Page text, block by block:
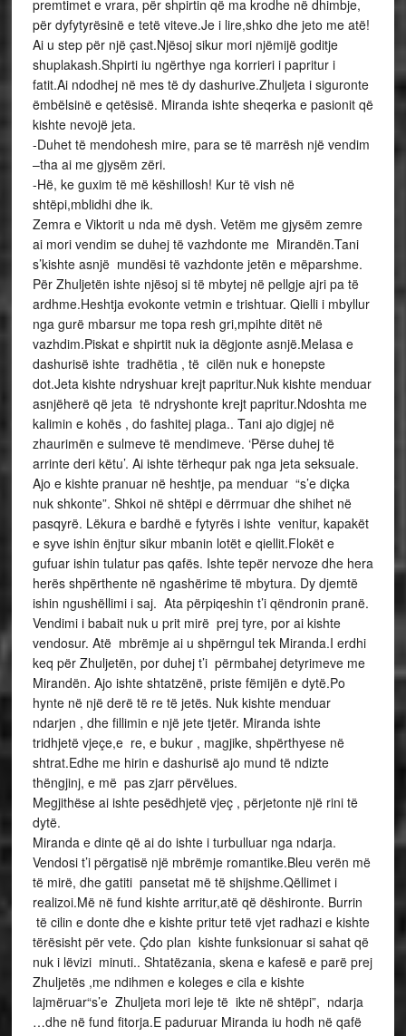
premtimet e vrara, për shpirtin që ma krodhe në dhimbje,
për dyfytyrësinë e tetë viteve.Je i lire,shko dhe jeto me atë!
Ai u step për një çast.Njësoj sikur mori njëmijë goditje
shuplakash.Shpirti iu ngërthye nga korrieri i papritur i
fatit.Ai ndodhej në mes të dy dashurive.Zhuljeta i siguronte
ëmbëlsinë e qetësisë. Miranda ishte sheqerka e pasionit që
kishte nevojë jeta.
-Duhet të mendohesh mire, para se të marrësh një vendim
–tha ai me gjysëm zëri.
-Hë, ke guxim të më këshillosh! Kur të vish në
shtëpi,mblidhi dhe ik.
Zemra e Viktorit u nda më dysh. Vetëm me gjysëm zemre
ai mori vendim se duhej të vazhdonte me Mirandën.Tani
s’kishte asnjë mundësi të vazhdonte jetën e mëparshme.
Për Zhuljetën ishte njësoj si të mbytej në pellgje ajri pa të
ardhme.Heshtja evokonte vetmin e trishtuar. Qielli i mbyllur
nga gurë mbarsur me topa resh gri,mpihte ditët në
vazhdim.Piskat e shpirtit nuk ia dëgjonte asnjë.Melasa e
dashurisë ishte tradhëtia , të cilën nuk e honepste
dot.Jeta kishte ndryshuar krejt papritur.Nuk kishte menduar
asnjëherë që jeta të ndryshonte krejt papritur.Ndoshta me
kalimin e kohës , do fashitej plaga.. Tani ajo digjej në
zhaurimën e sulmeve të mendimeve. ‘Përse duhej të
arrinte deri këtu’. Ai ishte tërhequr pak nga jeta seksuale.
Ajo e kishte pranuar në heshtje, pa menduar “s’e diçka
nuk shkonte”. Shkoi në shtëpi e dërrmuar dhe shihet në
pasqyrë. Lëkura e bardhë e fytyrës i ishte venitur, kapakët
e syve ishin ënjtur sikur mbanin lotët e qiellit.Flokët e
gufuar ishin tulatur pas qafës. Ishte tepër nervoze dhe hera
herës shpërthente në ngashërime të mbytura. Dy djemtë
ishin ngushëllimi i saj. Ata përpiqeshin t’i qëndronin pranë.
Vendimi i babait nuk u prit mirë prej tyre, por ai kishte
vendosur. Atë mbrëmje ai u shpërngul tek Miranda.I erdhi
keq për Zhuljetën, por duhej t’i përmbahej detyrimeve me
Mirandën. Ajo ishte shtatzënë, priste fëmijën e dytë.Po
hynte në një derë të re të jetës. Nuk kishte menduar
ndarjen , dhe fillimin e një jete tjetër. Miranda ishte
tridhjetë vjeçe,e re, e bukur , magjike, shpërthyese në
shtrat.Edhe me hirin e dashurisë ajo mund të ndizte
thëngjinj, e më pas zjarr përvëlues.
Megjithëse ai ishte pesëdhjetë vjeç , përjetonte një rini të
dytë.
Miranda e dinte që ai do ishte i turbulluar nga ndarja.
Vendosi t’i përgatisë një mbrëmje romantike.Bleu verën më
të mirë, dhe gatiti pansetat më të shijshme.Qëllimet i
realizoi.Më në fund kishte arritur,atë që dëshironte. Burrin
të cilin e donte dhe e kishte pritur tetë vjet radhazi e kishte
tërësisht për vete. Çdo plan kishte funksionuar si sahat që
nuk i lëvizi minuti.. Shtatëzania, skena e kafesë e parë prej
Zhuljetës ,me ndihmen e koleges e cila e kishte
lajmëruar“s’e Zhuljeta mori leje të ikte në shtëpi”, ndarja
…dhe në fund fitorja.E paduruar Miranda iu hodh në qafë